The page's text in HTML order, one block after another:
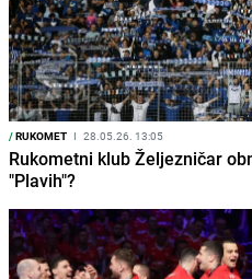
/RUKOMET I 28.05.26. 13:05
Rukometni klub Željezničar
"Plavih"?